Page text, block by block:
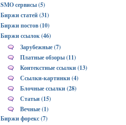
SMO сервисы (5)
Биржи статей (31)
Биржи постов (10)
Биржи ссылок (46)
Зарубежные (7)
Платные обзоры (11)
Контекстные ссылки (13)
Ссылки-картинки (4)
Блочные ссылки (28)
Статьи (15)
Вечные (1)
Биржи форекс (7)